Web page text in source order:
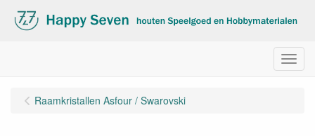
Menu
Raamkristallen Asfour / Swarovski